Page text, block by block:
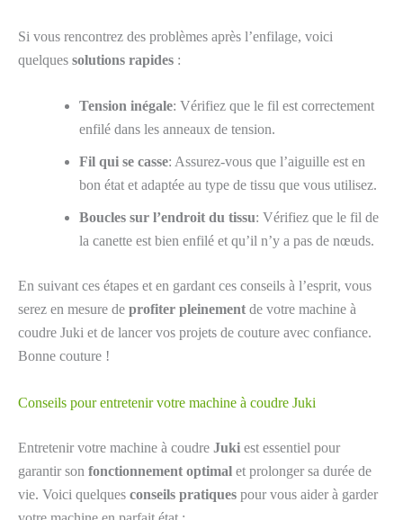
Si vous rencontrez des problèmes après l’enfilage, voici
quelques solutions rapides :
Tension inégale: Vérifiez que le fil est correctement
enfilé dans les anneaux de tension.
Fil qui se casse: Assurez-vous que l’aiguille est en
bon état et adaptée au type de tissu que vous utilisez.
Boucles sur l’endroit du tissu: Vérifiez que le fil de
la canette est bien enfilé et qu’il n’y a pas de nœuds.
En suivant ces étapes et en gardant ces conseils à l’esprit, vous
serez en mesure de profiter pleinement de votre machine à
coudre Juki et de lancer vos projets de couture avec confiance.
Bonne couture !
Conseils pour entretenir votre machine à coudre Juki
Entretenir votre machine à coudre Juki est essentiel pour
garantir son fonctionnement optimal et prolonger sa durée de
vie. Voici quelques conseils pratiques pour vous aider à garder